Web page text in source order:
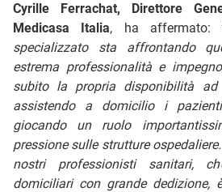
Cyrille Ferrachat, Direttore
Medicasa Italia, ha affermato:
specializzato sta affrontando
estrema professionalità e
subito la propria disponibilità
assistendo a domicilio i
giocando un ruolo
pressione sulle strutture
nostri professionisti sanitari,
domiciliari con grande dedizione,